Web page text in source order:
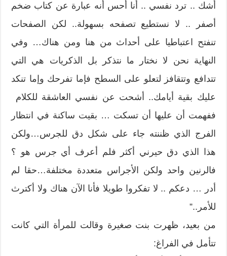
أشك .. ترد نفسي .. أنا أحس أنه عبارة عن كتاب ضخم
أصفر .. لا نستطيع تصفحه بسهولة.. لكن الصفحات
تنفتح اعتباطيا على أحداث من هنا ومن هناك… وفي
النهاية نحن لا نختار ما نتذكر بل الذكريات هي التي
تتدافع وتتقافز لتعلو على السطح فإما تفرحك وإما تنكد
عليك بقية أيامك.. أشحت عن نفسي العاشقة للكلام
ففهمت أن عليها أن تسكت … بقيت ساكنة في انتظار
الفرج الذي ظننته جاء على شكل دق للجرس…ولكن
هذا الذي دق حيرني أكثر فلم أعرف أي جرس هو ؟
فالرنين واحد ولكن الأجراس متعددة مختلفة…حقا لم
أدر … دعكم .. لا تفكروا طويلا فأنا الآن هناك ولا أكترث
للأمر..”
من بعيد، ظهرت بنت صغيرة وقالت للمرأة التي كانت
تتأمل في الفراغ: